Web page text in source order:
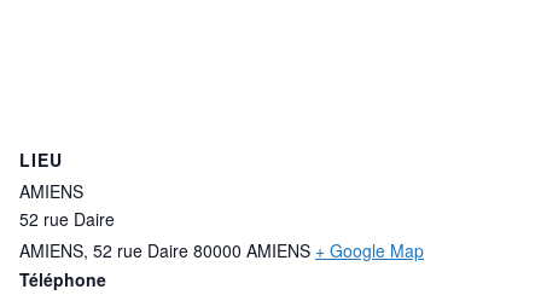
LIEU
AMIENS
52 rue Daire
AMIENS, 52 rue Daire 80000 AMIENS + Google Map
Téléphone